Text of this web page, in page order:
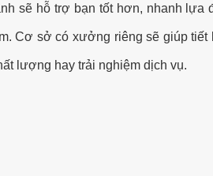
sẽ hỗ trợ bạn tốt hơn, nhanh lựa
Cơ sở có xưởng riêng sẽ giúp tiết
lượng hay trải nghiệm dịch vụ.